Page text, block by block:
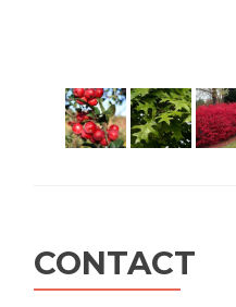
CONTACT